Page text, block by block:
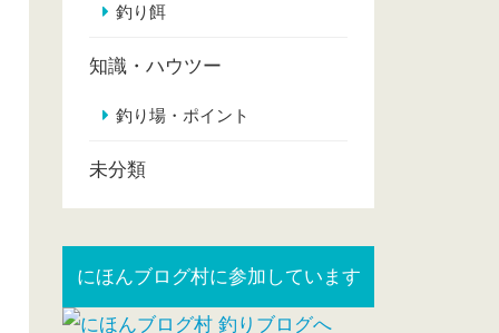
釣り餌
知識・ハウツー
釣り場・ポイント
未分類
にほんブログ村に参加しています